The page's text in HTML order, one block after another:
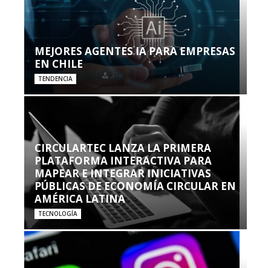
MEJORES AGENTES IA PARA EMPRESAS
EN CHILE
TENDENCIA
CIRCULARTEC LANZA LA PRIMERA
PLATAFORMA INTERACTIVA PARA
MAPEAR E INTEGRAR INICIATIVAS
PÚBLICAS DE ECONOMÍA CIRCULAR EN
AMÉRICA LATINA
TECNOLOGÍA